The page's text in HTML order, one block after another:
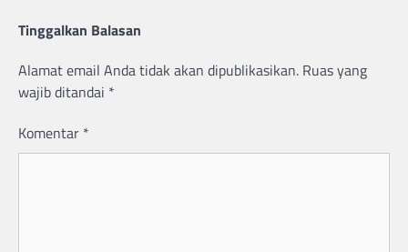
Tinggalkan Balasan
Alamat email Anda tidak akan dipublikasikan. Ruas yang
wajib ditandai *
Komentar *